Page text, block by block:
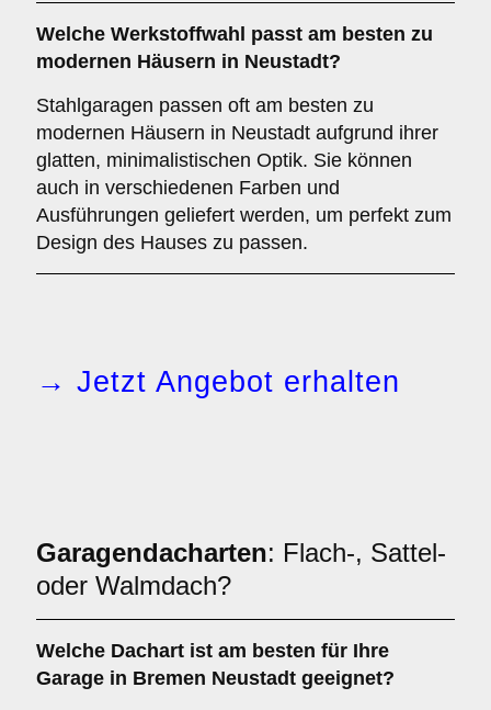
Welche Werkstoffwahl passt am besten zu
modernen Häusern in Neustadt?
Stahlgaragen passen oft am besten zu
modernen Häusern in Neustadt aufgrund ihrer
glatten, minimalistischen Optik. Sie können
auch in verschiedenen Farben und
Ausführungen geliefert werden, um perfekt zum
Design des Hauses zu passen.
→ Jetzt Angebot erhalten
Garagendacharten: Flach-, Sattel-
oder Walmdach?
Welche Dachart ist am besten für Ihre
Garage in Bremen Neustadt geeignet?